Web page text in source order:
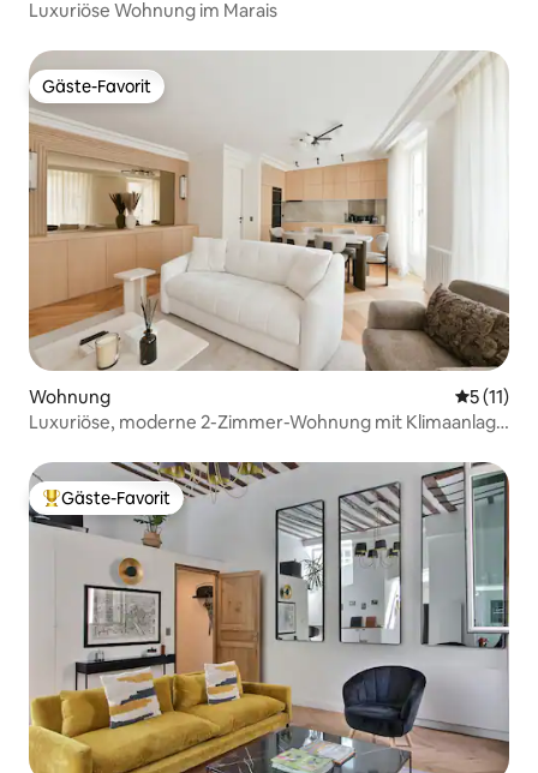
Luxuriöse Wohnung im Marais
Gäste-Favorit
Gäste-Favorit
Wohnung
5 (11)
Luxuriöse, moderne 2-Zimmer-Wohnung mit Klimaanlage
Beliebter Gäste-Favorit.
Gäste-Favorit